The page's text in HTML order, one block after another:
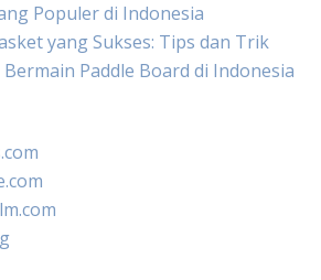
Populer di Indonesia
yang Sukses: Tips dan Trik
Paddle Board di Indonesia